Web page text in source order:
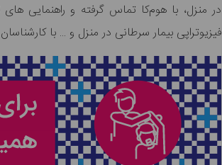
در منزل، با هوم‌کا تماس گرفته و راهنمایی
فیزیوتراپی بیمار سرطانی در منزل و ... با